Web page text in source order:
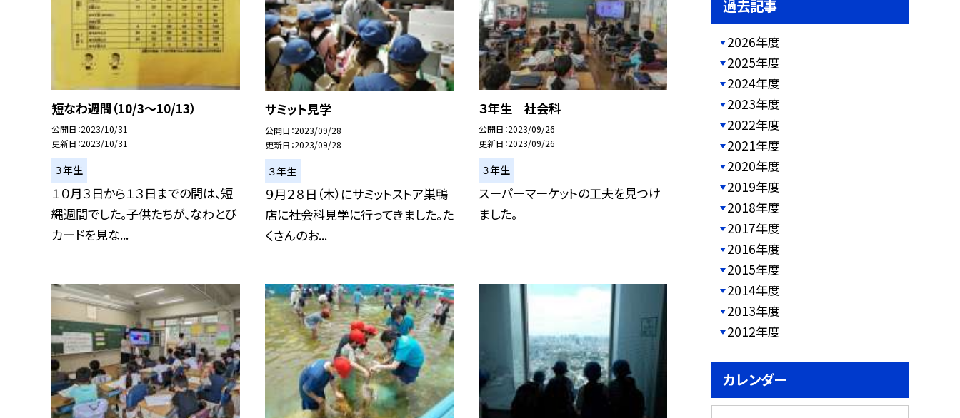
短なわ週間（10/3〜10/13）
公開日 2023/10/31
更新日 2023/10/31
３年生
１０月３日から１３日までの間は、短
縄週間でした。子供たちが、なわとび
カードを見な...
サミット見学
公開日 2023/09/28
更新日 2023/09/28
３年生
９月２８日（木）にサミットストア巣鴨
店に社会科見学に行ってきました。た
くさんのお...
３年生 社会科
公開日 2023/09/26
更新日 2023/09/26
３年生
スーパーマーケットの工夫を見つけ
ました。
過去記事
2026年度
2025年度
2024年度
2023年度
2022年度
2021年度
2020年度
2019年度
2018年度
2017年度
2016年度
2015年度
2014年度
2013年度
2012年度
カレンダー